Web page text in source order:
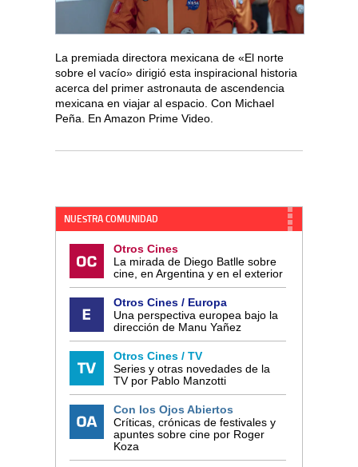
La premiada directora mexicana de «El norte
sobre el vacío» dirigió esta inspiracional historia
acerca del primer astronauta de ascendencia
mexicana en viajar al espacio. Con Michael
Peña. En Amazon Prime Video.
NUESTRA COMUNIDAD
Otros Cines
La mirada de Diego Batlle sobre
cine, en Argentina y en el exterior
Otros Cines / Europa
Una perspectiva europea bajo la
dirección de Manu Yañez
Otros Cines / TV
Series y otras novedades de la
TV por Pablo Manzotti
Con los Ojos Abiertos
Críticas, crónicas de festivales y
apuntes sobre cine por Roger
Koza